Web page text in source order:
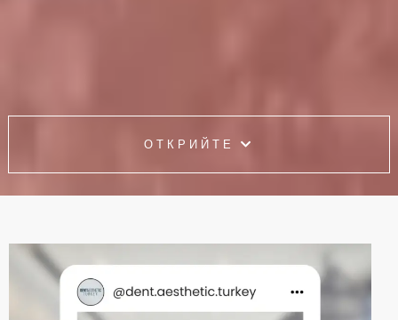
ОТКРИЙТЕ